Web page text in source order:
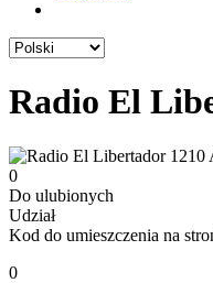
Radio El
0
Do ulubionych
Udział
Kod do umieszczenia na
0